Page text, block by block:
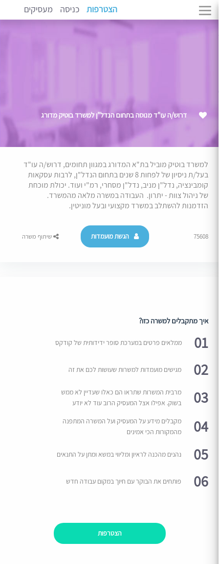
הצטרפות כניסה מעסיקים
דרוש/ה עו"ד מנוסה בתחום הנדל"ן למשרד בוטיק מדורג
למשרד בוטיק מוביל בת"א המדורג במגוון תחומים, דרוש/ה עו"ד
בעל/ת ניסיון של לפחות 8 שנים בתחום הנדל"ן, לרבות עסקאות
קומבינציה, נדל"ן מניב, נדל"ן מסחרי, רמ"י ועוד. יכולת מוכחת
של ניהול צוות - יתרון. העבודה במשרה מלאה מהמשרד.
הזדמנות להשתלב במשרד מקצועי ובעל מוניטין.
75608 הגשת מועמדות שיתוף משרה
איך מתקבלים למשרה כזו?
01 ממלאים פרטים במערכת סופר ידידותית של קודקס
02 מגישים מועמדות למשרות שעושות לכם את זה
03
מרבית המשרות שתראו הם כאלו שעדיין לא ממש
בשוק. אפילו אצל המעסיק הרוב עוד לא יודע
04
מקבלים מידע על המעסיק ועל המשרה המתפנה
מהמקורות הכי אמינים
05 נהנים מהכנה לראיון ומליווי במשא ומתן על התנאים
06 פותחים את הבוקר עם חיוך במקום עבודה חדש
הצטרפות